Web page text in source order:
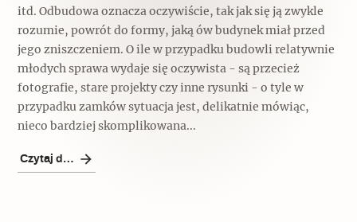
Recenzje
Ulubieniec Fortuny
Popularne
Siostry rzeźbiarki
Jedźmy w Polskę!
Polska ze smakiem
Kuchnia w Ostromecku: puder z
jarmużu, zupa z krwi
itd. Odbudowa oznacza oczywiście, tak jak się ją zwykle
rozumie, powrót do formy, jaką ów budynek miał przed
jego zniszczeniem. O ile w przypadku budowli relatywnie
młodych sprawa wydaje się oczywista - są przecież
fotografie, stare projekty czy inne rysunki - o tyle w
przypadku zamków sytuacja jest, delikatnie mówiąc,
nieco bardziej skomplikowana...
Czytaj dalej